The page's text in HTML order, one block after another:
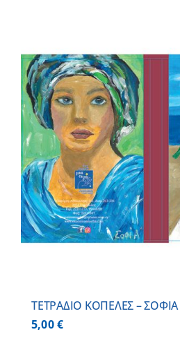
ΤΕΤΡΑΔΙΟ ΚΟΠΕΛΕΣ – ΣΟΦΙΑ
5,00€